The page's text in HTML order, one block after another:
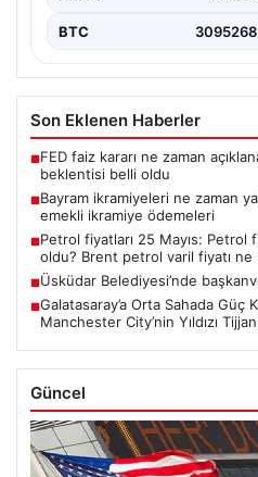
BTC 3095268
Son Eklenen Haberler
■FED faiz kararı ne zaman
beklentisi belli oldu
■Bayram ikramiyeleri ne zaman
emekli ikramiye ödemeleri
■Petrol fiyatları 25 Mayıs: Petrol
oldu? Brent petrol varil fiyatı ne
■Üsküdar Belediyesi’nde
■Galatasaray’a Orta Sahada Güç
Manchester City’nin Yıldızı
Güncel